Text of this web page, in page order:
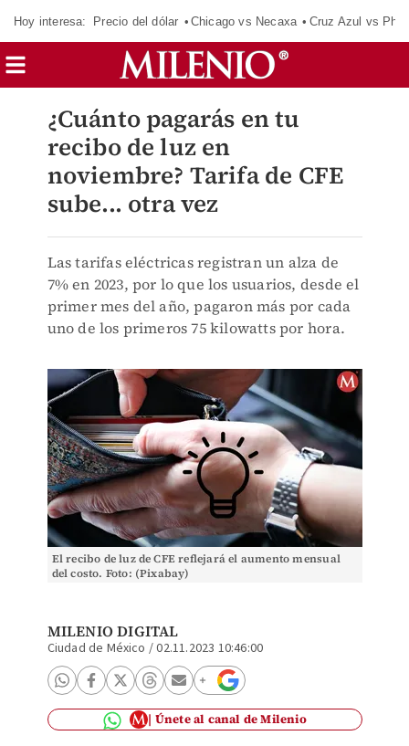
Hoy interesa: Precio del dólar Chicago vs Necaxa Cruz Azul vs
¿Cuánto pagarás en tu
recibo de luz en
noviembre? Tarifa de CFE
sube... otra vez
Las tarifas eléctricas registran un alza de
7% en 2023, por lo que los usuarios, desde el
primer mes del año, pagaron más por cada
uno de los primeros 75 kilowatts por hora.
El recibo de luz de CFE reflejará el aumento mensual
del costo. Foto: (Pixabay)
MILENIO DIGITAL
Ciudad de México /02.11.2023 10:46:00
Únete al canal de Milenio